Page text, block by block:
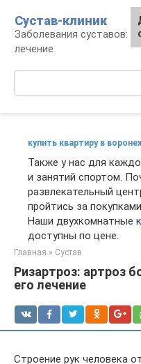
контенту
Сустав-клиник
Заболевания суставов:
лечение
купить квартиру в
Также у нас для
и занятий спортом.
развлекательный
пройтись за
Наши двухкомнатные
доступны по цене.
Главная » Сустав
Ризартроз: артроз
его лечение
Строение рук человека